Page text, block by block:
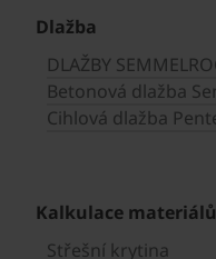
Dlažba
DLAŽBY
Betonová dlažba
Cihlová dlažba
Kalkulace materiálů
Střešní krytina